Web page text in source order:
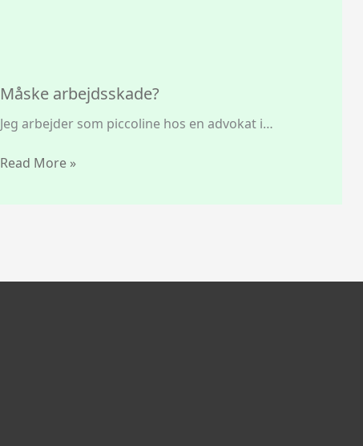
Måske arbejdsskade?
Jeg arbejder som piccoline hos en advokat i…
Read More »